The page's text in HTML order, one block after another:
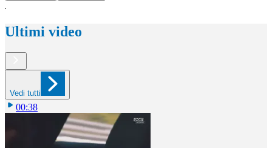
Ultimi video
Vedi tutti
00:38